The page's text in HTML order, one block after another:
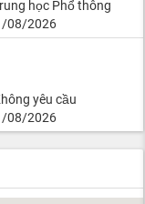
học Phổ thông
08/2026
yêu cầu
08/2026